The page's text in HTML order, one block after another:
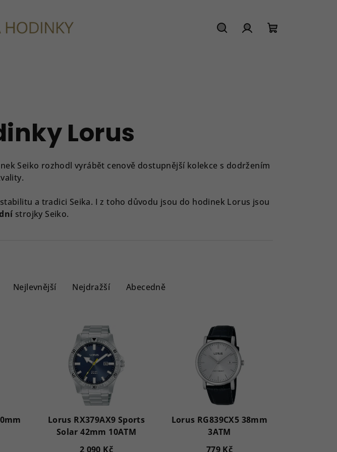
Lorus
Seiko rozhodl vyrábět cenově dostupnější kolekce s dodržením
a tradici Seika. I z toho důvodu jsou do hodinek Lorus jsou
strojky Seiko.
Nejlevnější Nejdražší Abecedně
Lorus RX379AX9 Sports
Solar 42mm 10ATM
2 090 Kč
Lorus RG839CX5 38mm
3ATM
779 Kč